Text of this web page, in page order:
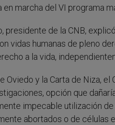
marcha del VI programa
presidente de la CNB,
vidas humanas de pleno
a la vida,
Oviedo y la Carta de Niza,
opción que
impecable utilización
abortados o de células